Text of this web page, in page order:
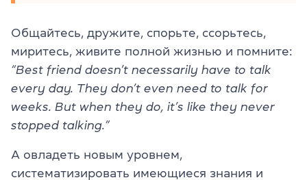
Общайтесь, дружите, спорьте, ссорьтесь,
миритесь, живите полной жизнью и помните:
“Best friend doesn’t necessarily have to talk
every day. They don’t even need to talk for
weeks. But when they do, it’s like they never
stopped talking.”
А овладеть новым уровнем,
систематизировать имеющиеся знания и